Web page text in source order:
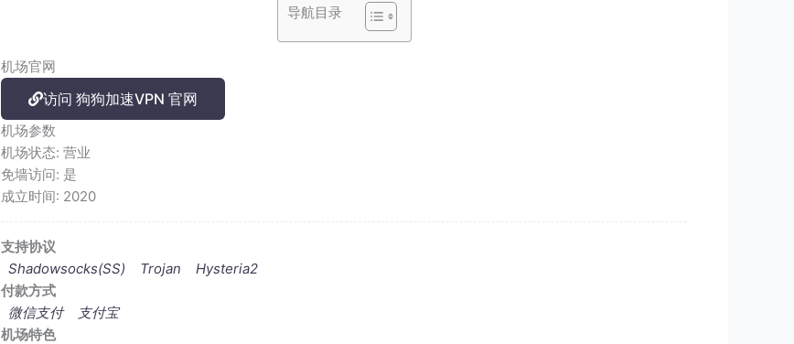
导航目录
机场官网
访问 狗狗加速VPN 官网
机场参数
机场状态: 营业
免墙访问: 是
成立时间: 2020
支持协议
Shadowsocks(SS)
Trojan
Hysteria2
付款方式
微信支付
支付宝
机场特色